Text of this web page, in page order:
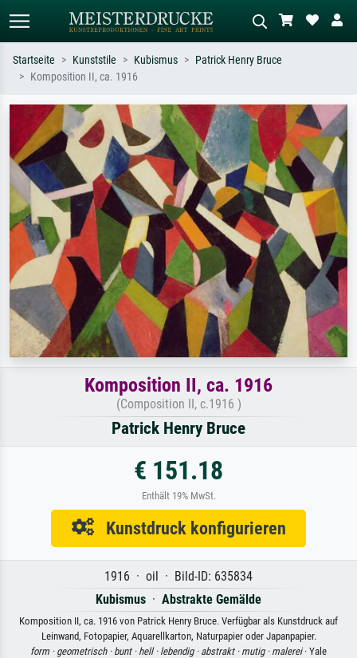
Suchen Sie nach Künstlern, Werktiteln
oder Stilen – z.B. Monet,
Sternennacht, Impressionismus, Welle
Hokusai, Akt.
Beschreiben Sie die Szene – z.B. Grüne
Wiese, Abstrakt mit viel Rot, Dunkles
Ölgemälde, Stehender Akt neben einem
Baum.
Startseite Kunststile Kubismus
Patrick Henry Bruce
Komposition II, ca. 1916
Komposition II, ca. 1916
(Composition II, c.1916 )
Patrick Henry Bruce
€ 151.18
Enthält 19% MwSt.
Kunstdruck konfigurieren
1916 · oil · Bild-ID: 635834
Kubismus · Abstrakte Gemälde
Komposition II, ca. 1916 von Patrick Henry Bruce. Verfügbar als Kunstdruck auf
Leinwand, Fotopapier, Aquarellkarton, Naturpapier oder Japanpapier.
form · geometrisch · bunt · hell · lebendig · abstrakt · mutig · malerei· Yale